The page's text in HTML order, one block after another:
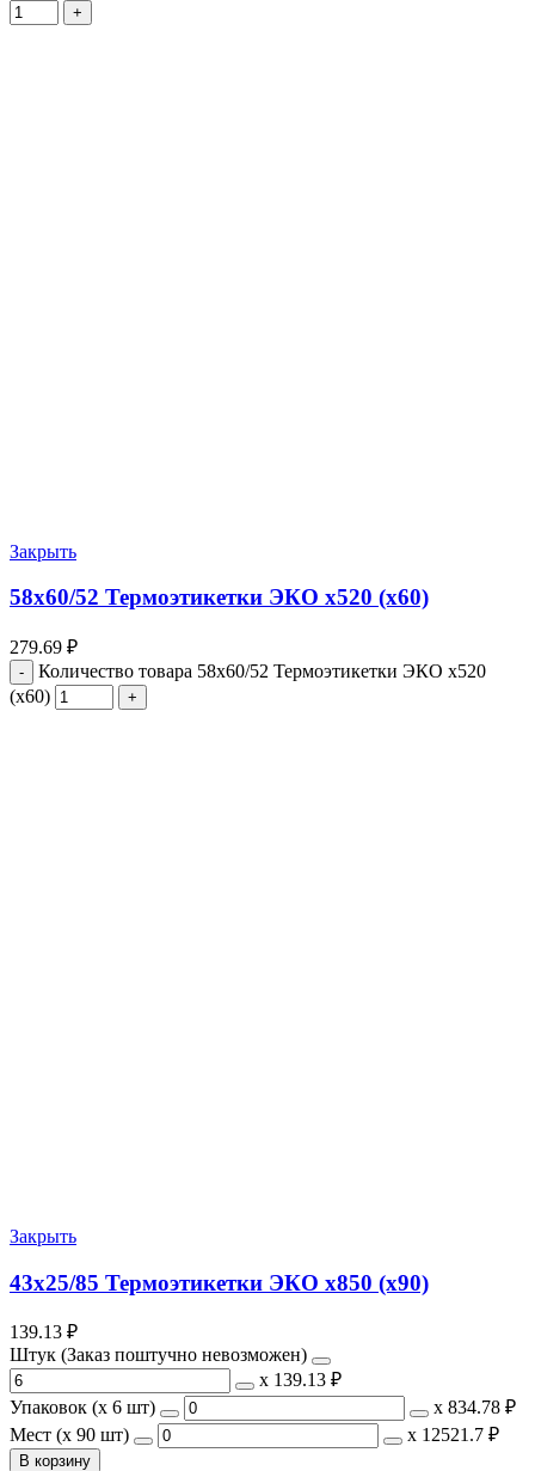
Закрыть
58х60/52 Термоэтикетки ЭКО х520 (х60)
279.69 ₽
Количество товара 58х60/52 Термоэтикетки ЭКО х520
(х60)
Закрыть
43х25/85 Термоэтикетки ЭКО х850 (х90)
139.13 ₽
Штук (Заказ поштучно невозможен)
х 139.13 ₽
Упаковок (x 6 шт)
х 834.78 ₽
Мест (x 90 шт)
х 12521.7 ₽
В корзину